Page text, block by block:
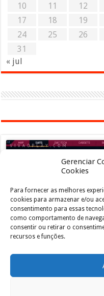
Gerenciar
Cookies
Para fornecer as melhores
cookies para armazenar e/ou
consentimento para essas
como comportamento de
consentir ou retirar o
recursos e funções.
10
11 12
17
18 19
24
25 26
31
« jul
Clique para
ativar